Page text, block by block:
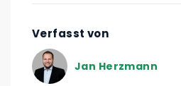
Verfasst von
Jan Herzmann